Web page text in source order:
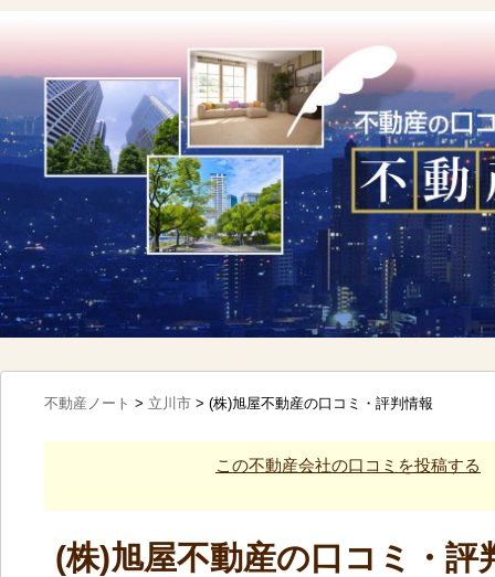
不動産ノート > 立川市 > (株)旭屋不動産の口コミ・評判情報
この不動産会社の口コミを投稿する
(株)旭屋不動産の口コミ・評